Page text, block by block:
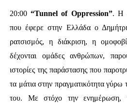
20:00“Tunnel of Oppression”. Η
που έφερε στην Ελλάδα ο
ρατσισμός, η διάκριση, η
δέχονται ομάδες ανθρώπων,
ιστορίες της παράστασης που
τα μάτια στην πραγματικότητα γύρω
του. Με στόχο την ενημέρωση,